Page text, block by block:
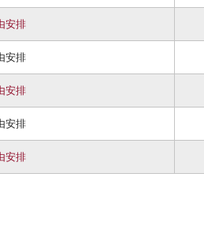
安排
安排
安排
安排
安排